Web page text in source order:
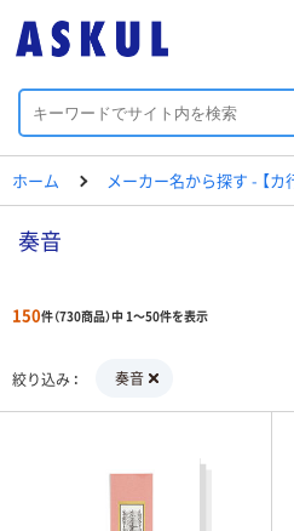
ホーム メーカー名から探す - 【カ
奏音
150件（730商品）中 1～50件を表示
絞り込み 奏音